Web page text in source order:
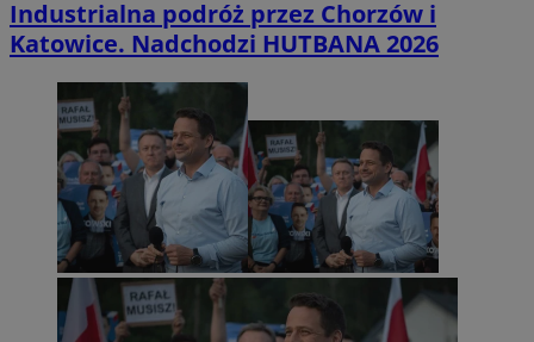
Industrialna podróż przez Chorzów i
Katowice. Nadchodzi HUTBANA 2026